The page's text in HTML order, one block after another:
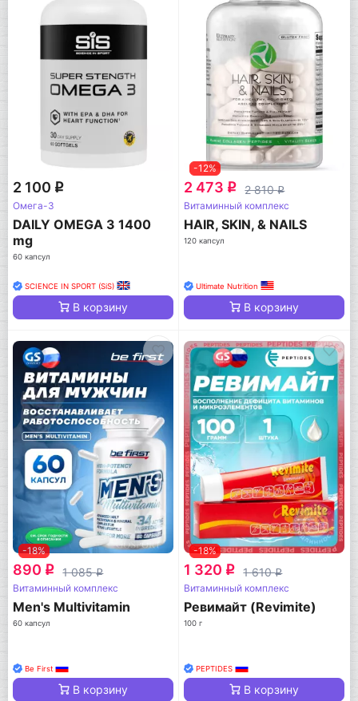
2 100 q
Омега-3
DAILY OMEGA 3 1400
mg
60 капсул
SCIENCE IN SPORT (SiS)
В корзину
-12%
2 473 q 2 810q
Витаминный комплекс
HAIR, SKIN, & NAILS
120 капсул
Ultimate Nutrition
В корзину
-18%
890 q 1 085q
Витаминный комплекс
Men's Multivitamin
60 капсул
Be First
В корзину
-18%
1 320 q 1 610q
Витаминный комплекс
Ревимайт (Revimite)
100 г
PEPTIDES
В корзину